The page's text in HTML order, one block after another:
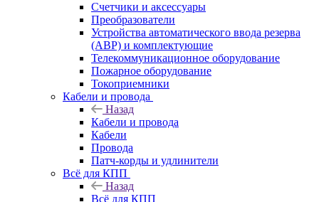
Счетчики и аксессуары
Преобразователи
Устройства автоматического ввода резерва
(АВР) и комплектующие
Телекоммуникационное оборудование
Пожарное оборудование
Токоприемники
Кабели и провода
Назад
Кабели и провода
Кабели
Провода
Патч-корды и удлинители
Всё для КПП
Назад
Всё для КПП